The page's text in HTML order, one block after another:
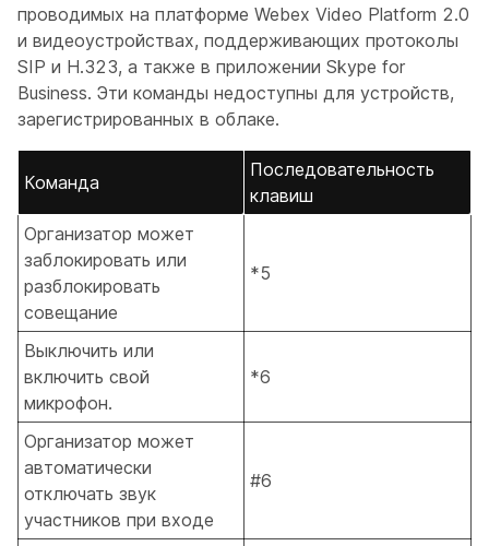
проводимых на платформе Webex Video Platform 2.0
и видеоустройствах, поддерживающих протоколы
SIP и H.323, а также в приложении Skype for
Business. Эти команды недоступны для устройств,
зарегистрированных в облаке.
Команда
Последовательность
клавиш
Организатор может
заблокировать или
разблокировать
совещание
*5
Выключить или
включить свой
микрофон.
*6
Организатор может
автоматически
отключать звук
участников при входе
#6